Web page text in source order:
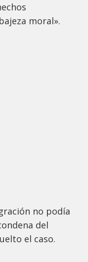
moral».
no podía
del
el caso.